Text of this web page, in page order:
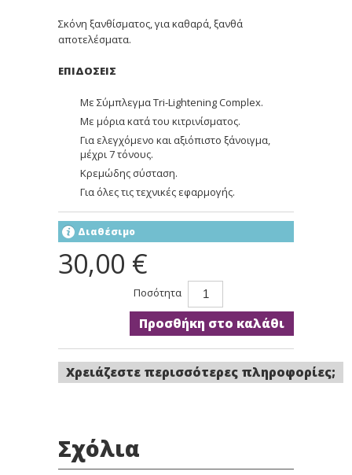
Σκόνη ξανθίσματος, για καθαρά, ξανθά
αποτελέσματα.
ΕΠΙΔΟΣΕΙΣ
Με Σύμπλεγμα Tri-Lightening Complex.
Με μόρια κατά του κιτρινίσματος.
Για ελεγχόμενο και αξιόπιστο ξάνοιγμα,
μέχρι 7 τόνους.
Κρεμώδης σύσταση.
Για όλες τις τεχνικές εφαρμογής.
Διαθέσιμο
30,00 €
Ποσότητα
Προσθήκη στο καλάθι
Χρειάζεστε περισσότερες πληροφορίες;
Σχόλια